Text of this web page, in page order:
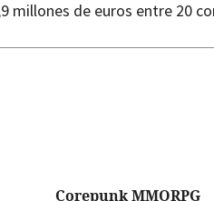
millones de euros entre 20
Corepunk MMORPG